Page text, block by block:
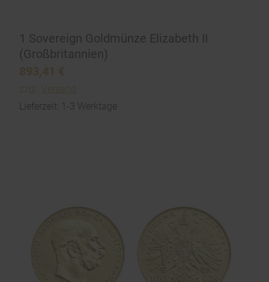
1 Sovereign Goldmünze Elizabeth II
(Großbritannien)
893,41 €
zzgl.
Versand
Lieferzeit: 1-3 Werktage